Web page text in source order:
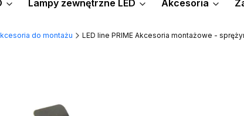
Lampy zewnętrzne LED Akcesoria
do montażu LED line PRIME Akcesoria montażowe -